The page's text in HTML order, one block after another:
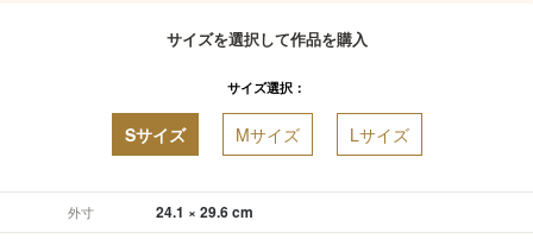
サイズを選択して作品を購入
サイズ選択：
Sサイズ Mサイズ Lサイズ
外寸 24.1 × 29.6 cm